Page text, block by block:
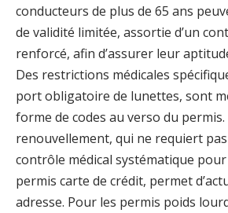
conducteurs de plus de 65 ans
de validité limitée, assortie d’un
renforcé, afin d’assurer leur
Des restrictions médicales
port obligatoire de lunettes, sont
forme de codes au verso du permis.
renouvellement, qui ne requiert pas
contrôle médical systématique
permis carte de crédit, permet
adresse. Pour les permis poids